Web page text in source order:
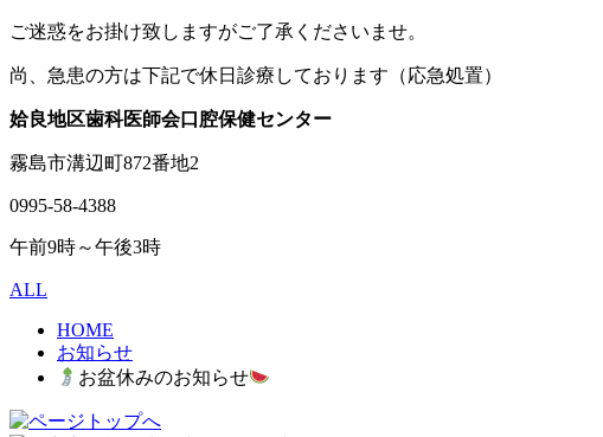
ご迷惑をお掛け致しますがご了承くださいませ。
尚、急患の方は下記で休日診療しております（応急処置）
姶良地区歯科医師会口腔保健センター
霧島市溝辺町872番地2
0995-58-4388
午前9時～午後3時
ALL
HOME
お知らせ
お盆休みのお知らせ